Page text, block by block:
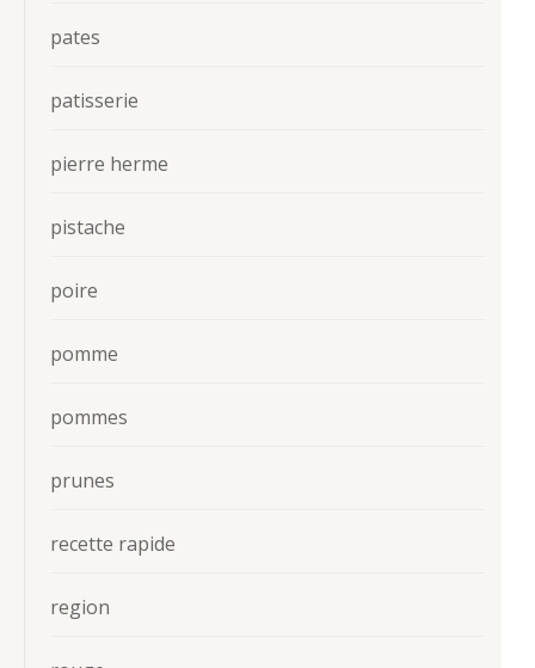
pates
patisserie
pierre herme
pistache
poire
pomme
pommes
prunes
recette rapide
region